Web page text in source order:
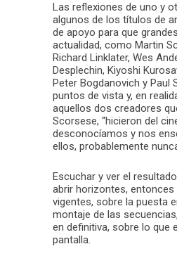
Las reflexiones de uno y
algunos de los títulos de
de apoyo para que
actualidad, como Martin
Richard Linklater, Wes
Desplechin, Kiyoshi
Peter Bogdanovich y Paul
puntos de vista y, en
aquellos dos creadores
Scorsese, “hicieron del
desconocíamos y nos
ellos, probablemente
Escuchar y ver el
abrir horizontes,
vigentes, sobre la puesta
montaje de las
en definitiva, sobre lo que
pantalla.